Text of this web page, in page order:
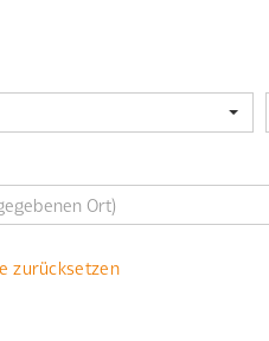
zurücksetzen